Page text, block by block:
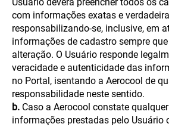
com informações exatas e
responsabilizando-se, inclusive, em
informações de cadastro sempre
alteração. O Usuário responde
veracidade e autenticidade das
no Portal, isentando a Aerocool de
responsabilidade neste sentido.
b. Caso a Aerocool constate
informações prestadas pelo Usuário